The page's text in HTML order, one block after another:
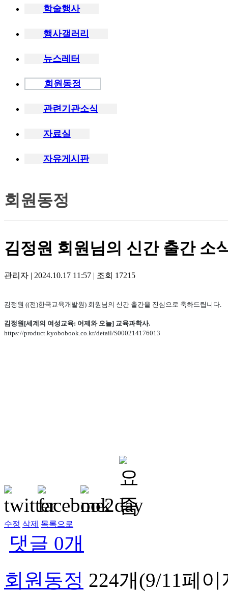
학술행사
행사갤러리
뉴스레터
회원동정
관련기관소식
자료실
자유게시판
회원동정
김정원 회원님의 신간 출간 소
관리자 | 2024.10.17 11:57 | 조회 17215
김정원 ((전)한국교육개발원) 회원님의 신간 출간을 진심으로 축하드립니다.
김정원[세계의 여성교육: 어제와 오늘] 교육과학사.
https://product.kyobobook.co.kr/detail/S000214176013
수정 삭제 목록으로
댓글 0개
회원동정 224개(9/11페이